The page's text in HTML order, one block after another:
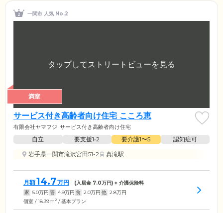
一関市 人気 No.2
満室
サービス付き高齢者向け住宅 こころ恵
有限会社ヤマフジ サービス付き高齢者向け住宅
自立 要支援1•2 要介護1〜5
認知症可
岩手県一関市滝沢宮田51-2
真滝駅
月額14.7万円 (入居金 7.0万円) + 介護保険料
家 5.0万円 管 4.9万円 食 2.0万円 他 2.8万円
個室 / 18.39m2 / 基本プラン